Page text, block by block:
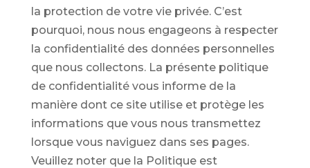
la protection de votre vie privée. C’est
pourquoi, nous nous engageons à respecter
la confidentialité des données personnelles
que nous collectons. La présente politique
de confidentialité vous informe de la
manière dont ce site utilise et protège les
informations que vous nous transmettez
lorsque vous naviguez dans ses pages.
Veuillez noter que la Politique est